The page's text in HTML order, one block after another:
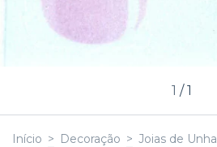
1 /1
Início > Decoração > Joias de Unha